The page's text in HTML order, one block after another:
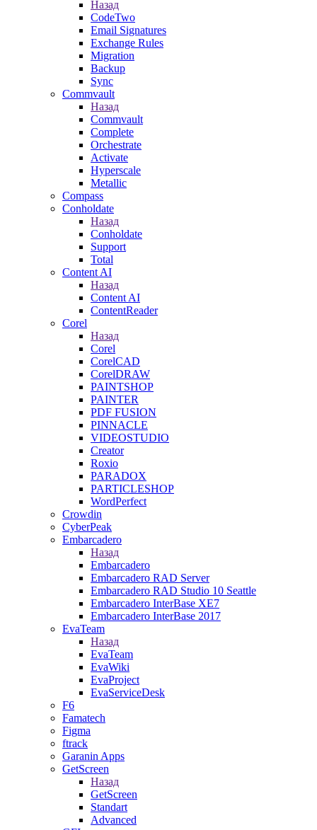
Назад
CodeTwo
Email Signatures
Exchange Rules
Migration
Backup
Sync
Commvault
Назад
Commvault
Complete
Orchestrate
Activate
Hyperscale
Metallic
Compass
Conholdate
Назад
Conholdate
Support
Total
Content AI
Назад
Content AI
ContentReader
Corel
Назад
Corel
CorelCAD
CorelDRAW
PAINTSHOP
PAINTER
PDF FUSION
PINNACLE
VIDEOSTUDIO
Creator
Roxio
PARADOX
PARTICLESHOP
WordPerfect
Crowdin
CyberPeak
Embarcadero
Назад
Embarcadero
Embarcadero RAD Server
Embarcadero RAD Studio 10 Seattle
Embarcadero InterBase XE7
Embarcadero InterBase 2017
EvaTeam
Назад
EvaTeam
EvaWiki
EvaProject
EvaServiceDesk
F6
Famatech
Figma
ftrack
Garanin Apps
GetScreen
Назад
GetScreen
Standart
Advanced